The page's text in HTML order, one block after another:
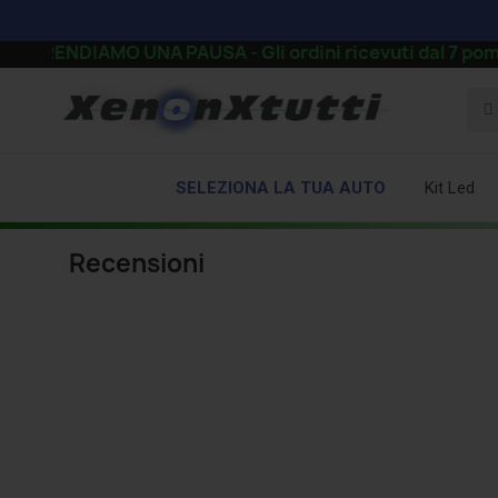
UNA PAUSA - Gli ordini ricevuti dal 7
SELEZIONA LA TUA AUTO Kit Led
Recensioni